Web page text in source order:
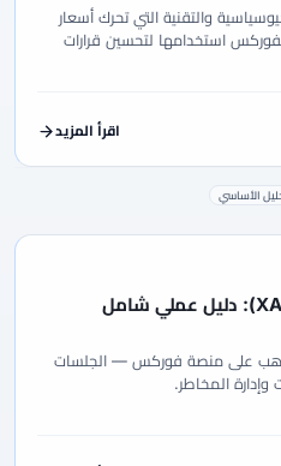
والتقنية التي تحرك أسعار
استخدامها لتحسين قرارات
اقرأ المزيد
الأساسي
كيف تتداول الذهب (XAU/USD): دليل عملي شامل
على منصة فوركس — الجلسات
وإدارة المخاطر.